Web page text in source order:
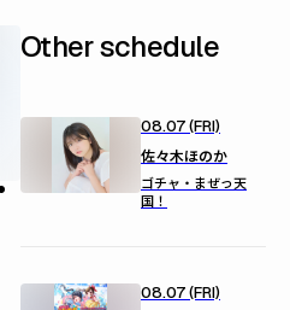
Other schedule
08.07 (FRI)
佐々木ほのか
ゴチャ・まぜっ天
国！
08.07 (FRI)